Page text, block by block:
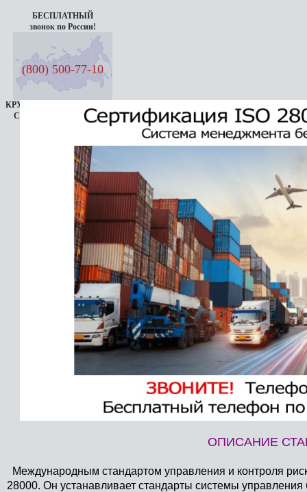
БЕСПЛАТНЫЙ
звонок по России!
(800) 500-77-10
КРУГЛОСУТОЧНАЯ ЛИНИЯ
СЕМЬ ДНЕЙ В НЕДЕЛЮ
ОПИСАНИЕ
Международным стандартом управления и контроля
28000. Он устанавливает стандарты системы